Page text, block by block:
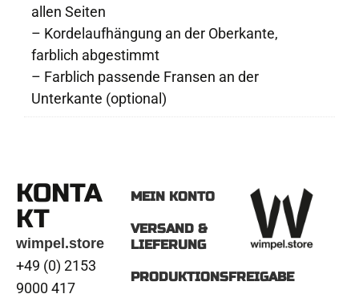
allen Seiten
– Kordelaufhängung an der Oberkante,
farblich abgestimmt
– Farblich passende Fransen an der
Unterkante (optional)
KONTA
KT
wimpel.store
+49 (0) 2153
9000 417
MEIN KONTO
VERSAND &
LIEFERUNG
PRODUKTIONSFREIGABE